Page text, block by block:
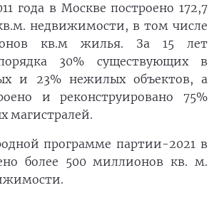
года в Москве построено 172,7
недвижимости, в том числе
кв.м жилья. За 15 лет
30% существующих в
и 23% нежилых объектов, а
и реконструировано 75%
магистралей.
программе партии-2021 в
более 500 миллионов кв. м.